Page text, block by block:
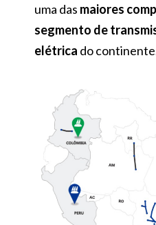
uma das maiores
segmento de
elétrica do